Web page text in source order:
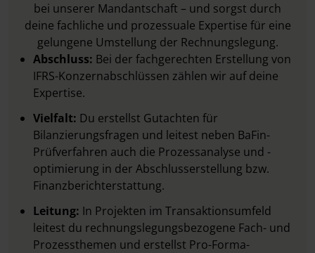
bei unserer Mandantschaft – und sorgst durch
deine fachliche und prozessuale Expertise für eine
gelungene Umstellung der Rechnungslegung.
Abschluss: Bei der fachgerechten Erstellung von
IFRS-Konzernabschlüssen zählen wir auf deine
Expertise.
Vielfalt: Du erstellst Gutachten für
Bilanzierungsfragen und leitest neben BaFin-
Prüfverfahren auch die Prozessanalyse und -
optimierung in der Abschlusserstellung bzw.
Finanzberichterstattung.
Leitung: In Projekten im Transaktionsumfeld
leitest du rechnungslegungsbezogene Fach- und
Prozessthemen und erstellst Pro-Forma-